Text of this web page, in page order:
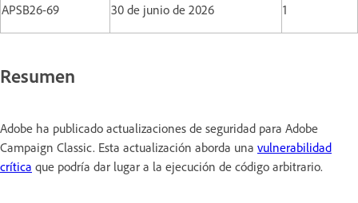
APSB26-69 30 de junio de 2026 1
Resumen
Adobe ha publicado actualizaciones de seguridad para Adobe
Campaign Classic. Esta actualización aborda una vulnerabilidad
crítica que podría dar lugar a la ejecución de código arbitrario.